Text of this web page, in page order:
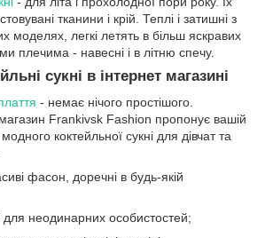
тканини і крій. Теплі і затишні з
моделях, легкі летять в більш яскравих
плечима - навесні і в літню спечу.
сукні в інтернет магазині
- немає нічого простішого.
Frankivsk Fashion пропонує вашій
коктейльної сукні для дівчат та
фасон, доречні в будь-якій
для неодинарних особистостей;